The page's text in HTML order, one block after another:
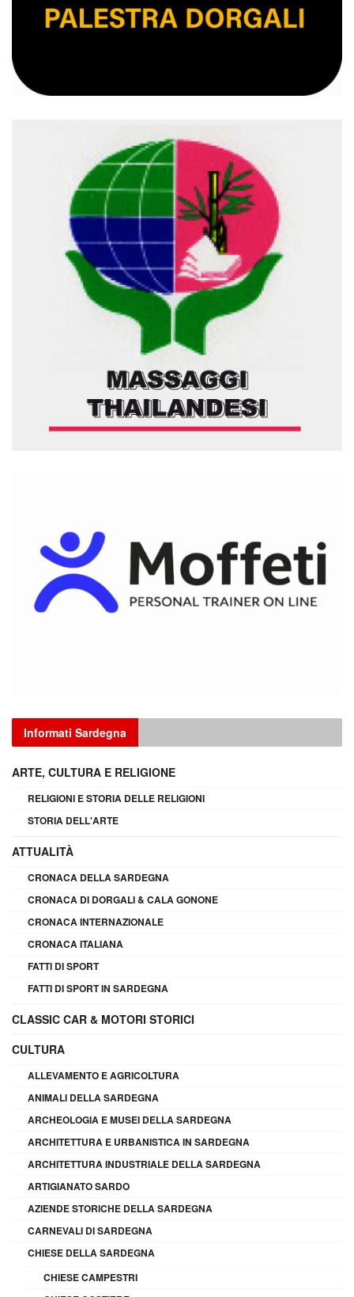
Informati Sardegna
ARTE, CULTURA E RELIGIONE
RELIGIONI E STORIA DELLE RELIGIONI
STORIA DELL'ARTE
ATTUALITÀ
CRONACA DELLA SARDEGNA
CRONACA DI DORGALI & CALA GONONE
CRONACA INTERNAZIONALE
CRONACA ITALIANA
FATTI DI SPORT
FATTI DI SPORT IN SARDEGNA
CLASSIC CAR & MOTORI STORICI
CULTURA
ALLEVAMENTO E AGRICOLTURA
ANIMALI DELLA SARDEGNA
ARCHEOLOGIA E MUSEI DELLA SARDEGNA
ARCHITETTURA E URBANISTICA IN SARDEGNA
ARCHITETTURA INDUSTRIALE DELLA SARDEGNA
ARTIGIANATO SARDO
AZIENDE STORICHE DELLA SARDEGNA
CARNEVALI DI SARDEGNA
CHIESE DELLA SARDEGNA
CHIESE CAMPESTRI